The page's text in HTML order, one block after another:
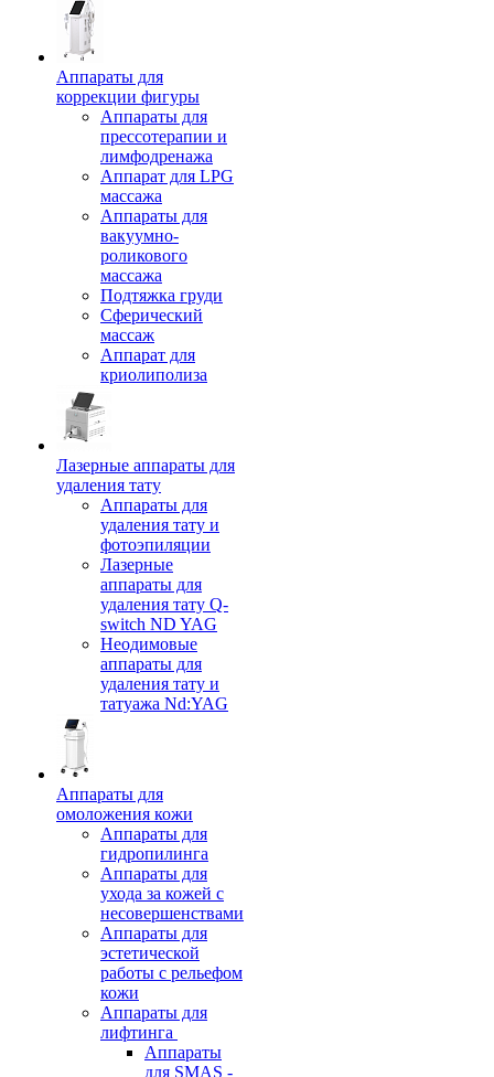
Аппараты для
коррекции фигуры
Аппараты для
прессотерапии и
лимфодренажа
Аппарат для LPG
массажа
Аппараты для
вакуумно-
роликового
массажа
Подтяжка груди
Сферический
массаж
Аппарат для
криолиполиза
Лазерные аппараты для
удаления тату
Аппараты для
удаления тату и
фотоэпиляции
Лазерные
аппараты для
удаления тату Q-
switch ND YAG
Неодимовые
аппараты для
удаления тату и
татуажа Nd:YAG
Аппараты для
омоложения кожи
Аппараты для
гидропилинга
Аппараты для
ухода за кожей с
несовершенствами
Аппараты для
эстетической
работы с рельефом
кожи
Аппараты для
лифтинга
Аппараты
для SMAS -